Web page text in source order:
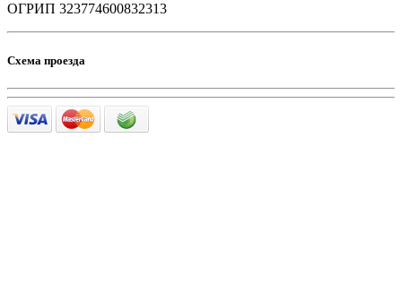
ОГРИП 323774600832313
Схема проезда